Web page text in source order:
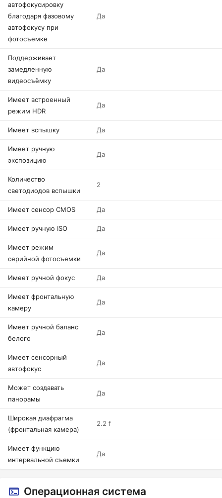
автофокусировку
благодаря фазовому
автофокусу при
фотосъемке
Да
Поддерживает
замедленную
видеосъёмку
Да
Имеет встроенный
режим HDR
Да
Имеет вспышку Да
Имеет ручную
экспозицию
Да
Количество
светодиодов вспышки
2
Имеет сенсор CMOS Да
Имеет ручную ISO Да
Имеет режим
серийной фотосъемки
Да
Имеет ручной фокус Да
Имеет фронтальную
камеру
Да
Имеет ручной баланс
белого
Да
Имеет сенсорный
автофокус
Да
Может создавать
панорамы
Да
Широкая диафрагма
(фронтальная камера)
2.2 f
Имеет функцию
интервальной съемки
Да
Операционная система